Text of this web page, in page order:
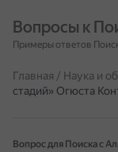
Вопросы к
Примеры ответов
Главная / Наука и
стадий» Огюста
Вопрос для Поиска с